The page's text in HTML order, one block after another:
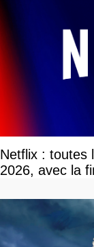
Netflix : toutes
2026, avec la